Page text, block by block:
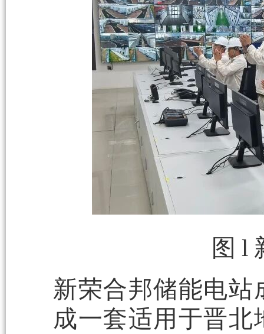
图 l
新荣合邦储能电
成一套适用于晋